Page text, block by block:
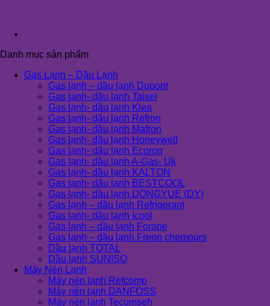
Danh mục sản phẩm
Gas Lạnh – Dầu Lạnh
Gas lạnh – dầu lạnh Dupont
Gas lạnh- dầu lạnh Taisei
Gas lạnh- dầu lạnh Klea
Gas lạnh- dầu lạnh Refron
Gas lạnh- dầu lạnh Mafron
Gas lạnh- dầu lạnh Honeywell
Gas lạnh- dầu lạnh Ecoron
Gas lạnh- dầu lạnh A-Gas- Uk
Gas lạnh- dầu lạnh KALTON
Gas lạnh- dầu lạnh BESTCOOL
Gas lạnh- dầu lạnh DONGYUE (DY)
Gas lạnh – dầu lạnh Refrigerant
Gas lạnh- dầu lạnh Icool
Gas lạnh – dầu lạnh Forane
Gas lạnh – dầu lạnh Freon chemours
Dầu lạnh TOTAL
Dầu lạnh SUNISO
Máy Nén Lạnh
Máy nén lạnh Refcomp
Máy nén lạnh DANFOSS
Máy nén lạnh Tecumseh